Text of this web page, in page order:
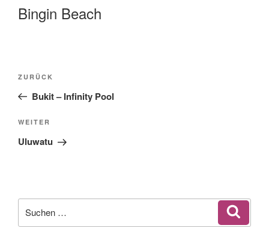
Bingin Beach
Beitragsnavigation
Vorheriger
Beitrag
ZURÜCK
Bukit – Infinity Pool
Nächster
Beitrag
WEITER
Uluwatu
nach: